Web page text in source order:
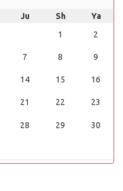
Ju Sh
Ya
1
2
7 8 9
14 15 16
21 22 23
28 29 30